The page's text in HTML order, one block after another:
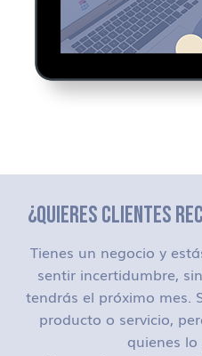
¿QUIERES CLIENTES
Tienes un negocio y
sentir incertidumbre,
tendrás el próximo mes.
producto o servicio,
quienes